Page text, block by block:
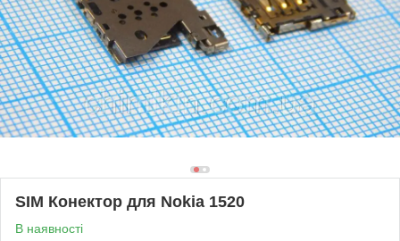
SIM Конектор для Nokia 1520
В наявності